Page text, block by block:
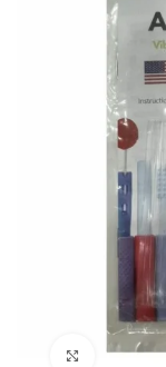
Click to